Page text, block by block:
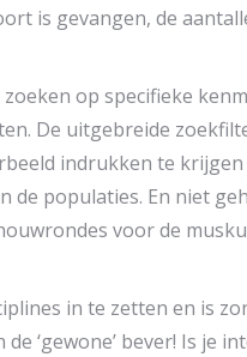
is gevangen, de
op specifieke
De uitgebreide
indrukken te
de populaties. En niet
voor de
in te zetten en is
‘gewone’ bever! Is je